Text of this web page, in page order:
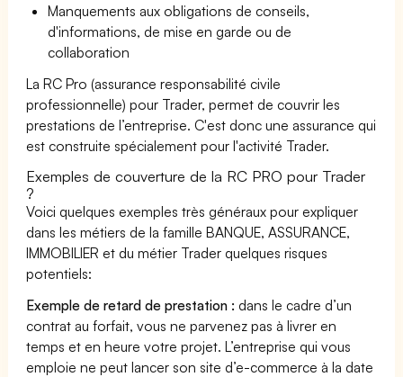
Manquements aux obligations de conseils,
d'informations, de mise en garde ou de
collaboration
La RC Pro (assurance responsabilité civile
professionnelle) pour Trader, permet de couvrir les
prestations de l’entreprise. C'est donc une assurance qui
est construite spécialement pour l'activité Trader.
Exemples de couverture de la RC PRO pour Trader
?
Voici quelques exemples très généraux pour expliquer
dans les métiers de la famille BANQUE, ASSURANCE,
IMMOBILIER et du métier Trader quelques risques
potentiels:
Exemple de retard de prestation : dans le cadre d’un
contrat au forfait, vous ne parvenez pas à livrer en
temps et en heure votre projet. L’entreprise qui vous
emploie ne peut lancer son site d’e-commerce à la date